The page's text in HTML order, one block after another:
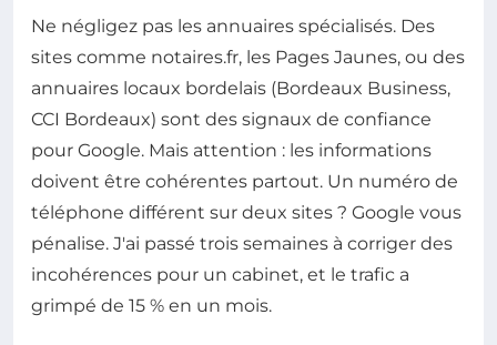
Ne négligez pas les annuaires spécialisés. Des
sites comme notaires.fr, les Pages Jaunes, ou des
annuaires locaux bordelais (Bordeaux Business,
CCI Bordeaux) sont des signaux de confiance
pour Google. Mais attention : les informations
doivent être cohérentes partout. Un numéro de
téléphone différent sur deux sites ? Google vous
pénalise. J'ai passé trois semaines à corriger des
incohérences pour un cabinet, et le trafic a
grimpé de 15 % en un mois.